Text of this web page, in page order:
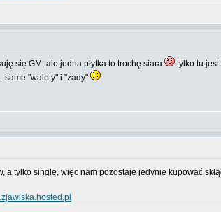
się GM, ale jedna płytka to trochę siara
tylko tu
same "walety" i "zady"
a tylko single, więc nam pozostaje jedynie kupować